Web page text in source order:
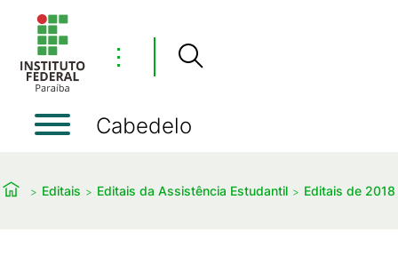
⋮
Cabedelo
Editais Editais da Assistência Estudantil Editais de 2018